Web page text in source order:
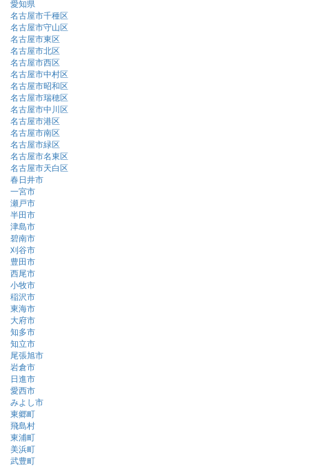
愛知県
名古屋市千種区
名古屋市守山区
名古屋市東区
名古屋市北区
名古屋市西区
名古屋市中村区
名古屋市昭和区
名古屋市瑞穂区
名古屋市中川区
名古屋市港区
名古屋市南区
名古屋市緑区
名古屋市名東区
名古屋市天白区
春日井市
一宮市
瀬戸市
半田市
津島市
碧南市
刈谷市
豊田市
西尾市
小牧市
稲沢市
東海市
大府市
知多市
知立市
尾張旭市
岩倉市
日進市
愛西市
みよし市
東郷町
飛島村
東浦町
美浜町
武豊町